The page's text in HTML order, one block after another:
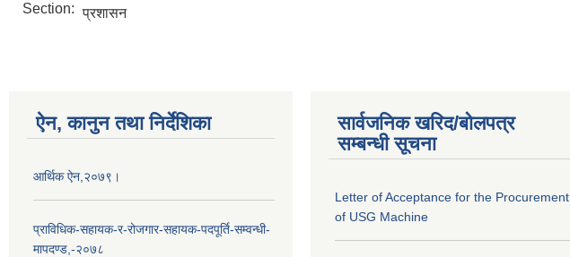
Section: प्रशासन
ऐन, कानुन तथा निर्देशिका
आर्थिक ऐन,२०७९।
प्राविधिक-सहायक-र-रोजगार-सहायक-पदपूर्ति-सम्वन्धी-
मापदण्ड,-२०७८
सार्वजनिक खरिद/बोलपत्र
सम्बन्धी सूचना
Letter of Acceptance for the Procurement
of USG Machine